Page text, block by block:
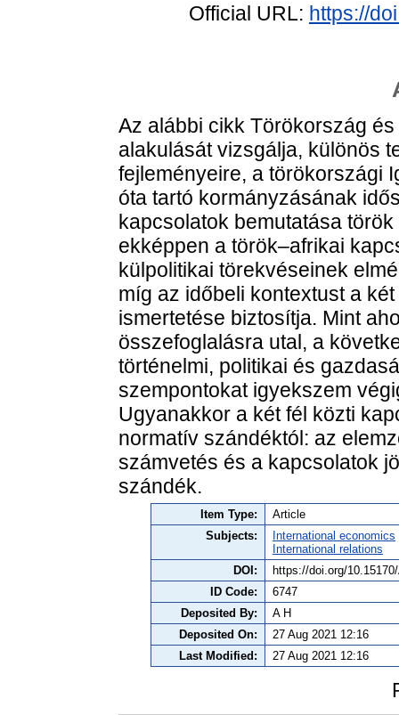
Official URL: https://
Az alábbi cikk Törökország
alakulását vizsgálja, különös
fejleményeire, a törökországi
óta tartó kormányzásának
kapcsolatok bemutatása
ekképpen a török–afrikai
külpolitikai törekvéseinek
míg az időbeli kontextust a
ismertetése biztosítja. Mint
összefoglalásra utal, a
történelmi, politikai és
szempontokat igyekszem
Ugyanakkor a két fél közti
normatív szándéktól: az
számvetés és a kapcsolatok
szándék.
Item Type:
Article
Subjects:
International economics
International relations
DOI:
https://doi.org/
ID Code:
6747
Deposited By:
A H
Deposited On:
27 Aug 2021 12:16
Last Modified:
27 Aug 2021 12:16